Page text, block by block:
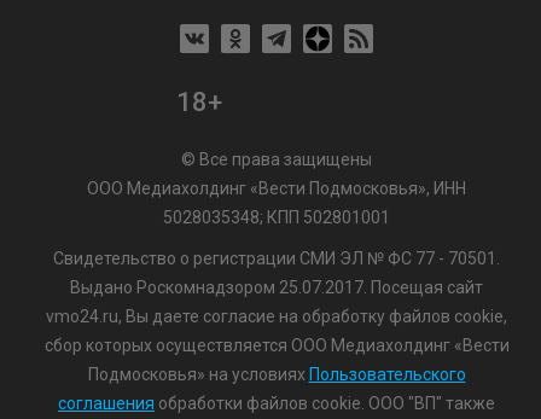
18+
© Все права защищены
ООО Медиахолдинг «Вести Подмосковья», ИНН
5028035348; КПП 502801001
Свидетельство о регистрации СМИ ЭЛ № ФС 77 - 70501.
Выдано Роскомнадзором 25.07.2017. Посещая сайт
vmo24.ru, Вы даете согласие на обработку файлов cookie,
сбор которых осуществляется ООО Медиахолдинг «Вести
Подмосковья» на условиях Пользовательского
соглашения обработки файлов cookie. ООО "ВП" также